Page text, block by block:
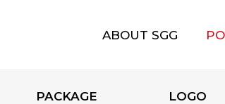
ABOUT SGG
PACKAGE LOGO